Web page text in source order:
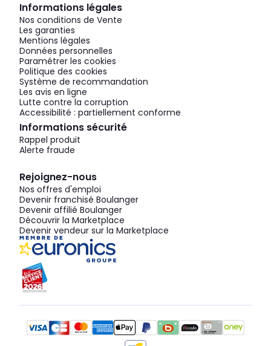
Informations légales
Nos conditions de Vente
Les garanties
Mentions légales
Données personnelles
Paramétrer les cookies
Politique des cookies
Système de recommandation
Les avis en ligne
Lutte contre la corruption
Accessibilité : partiellement conforme
Informations sécurité
Rappel produit
Alerte fraude
Rejoignez-nous
Nos offres d'emploi
Devenir franchisé Boulanger
Devenir affilié Boulanger
Découvrir la Marketplace
Devenir vendeur sur la Marketplace